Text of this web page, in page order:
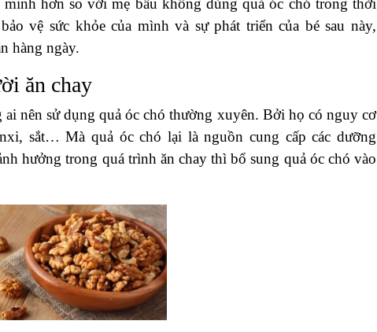
hơn so với mẹ bầu không dùng quả óc chó trong thời
vệ sức khỏe của mình và sự phát triển của bé sau này,
hàng ngày.
ăn chay
nên sử dụng quả óc chó thường xuyên. Bởi họ có nguy cơ
sắt… Mà quả óc chó lại là nguồn cung cấp các dưỡng
hưởng trong quá trình ăn chay thì bổ sung quả óc chó vào